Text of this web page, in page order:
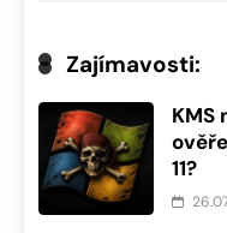
Zajímavosti:
KMS
11?